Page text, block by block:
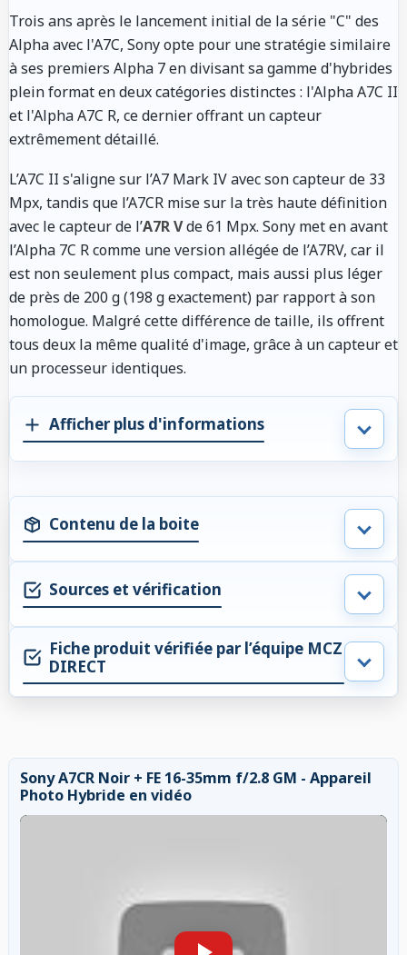
Trois ans après le lancement initial de la série "C" des
Alpha avec l'A7C, Sony opte pour une stratégie similaire
à ses premiers Alpha 7 en divisant sa gamme d'hybrides
plein format en deux catégories distinctes : l'Alpha A7C II
et l'Alpha A7C R, ce dernier offrant un capteur
extrêmement détaillé.
L’A7C II s'aligne sur l’A7 Mark IV avec son capteur de 33
Mpx, tandis que l’A7CR mise sur la très haute définition
avec le capteur de l’A7R Vde 61 Mpx. Sony met en avant
l’Alpha 7C R comme une version allégée de l’A7RV, car il
est non seulement plus compact, mais aussi plus léger
de près de 200 g (198 g exactement) par rapport à son
homologue. Malgré cette différence de taille, ils offrent
tous deux la même qualité d'image, grâce à un capteur et
un processeur identiques.
Afficher plus d'informations
Contenu de la boite
Sources et vérification
Fiche produit vérifiée par l’équipe MCZ
DIRECT
Sony A7CR Noir + FE 16-35mm f/2.8 GM - Appareil
Photo Hybride en vidéo